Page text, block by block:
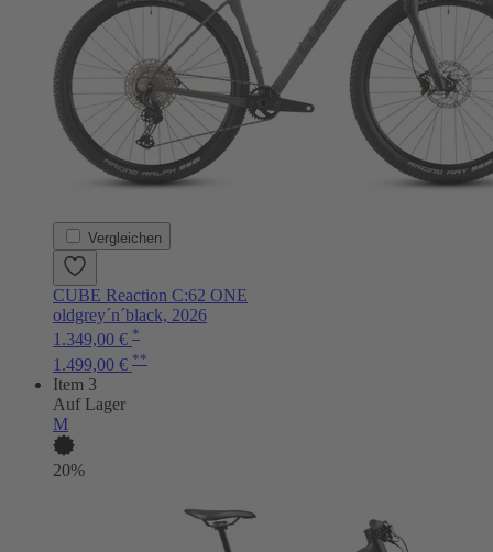
Vergleichen
CUBE Reaction C:62 ONE
oldgrey´n´black, 2026
1.349,00 € *
1.499,00 € **
Item 3
Auf Lager
M
20%